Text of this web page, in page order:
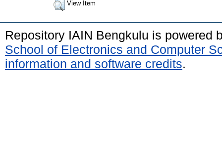
View Item
Repository IAIN Bengkulu is powered
School of Electronics and Computer
information and software credits.